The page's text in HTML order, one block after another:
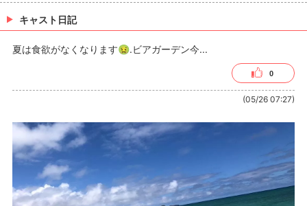
キャスト日記
夏は食欲がなくなります🤢.ビアガーデン今...
0
(05/26 07:27)